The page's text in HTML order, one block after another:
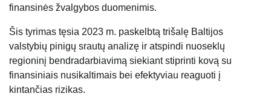
finansinės žvalgybos duomenimis.
Šis tyrimas tęsia 2023 m. paskelbtą trišalę Baltijos
valstybių pinigų srautų analizę ir atspindi nuoseklų
regioninį bendradarbiavimą siekiant stiprinti kovą su
finansiniais nusikaltimais bei efektyviau reaguoti į
kintančias rizikas.